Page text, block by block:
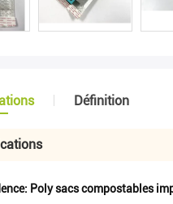
Définition
Poly sacs compostables